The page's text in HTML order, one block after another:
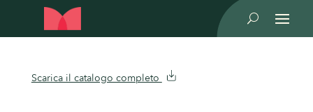
U
Scarica il catalogo completo